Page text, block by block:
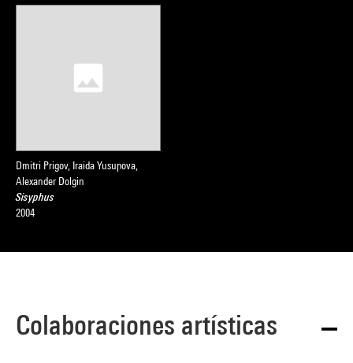
Dmitri Prigov, Iraida Yusupova,
Alexander Dolgin
Sisyphus
2004
Colaboraciones artísticas